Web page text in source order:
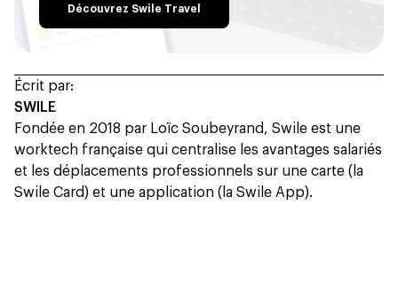
Découvrez Swile Travel
Écrit par:
SWILE
Fondée en 2018 par Loïc Soubeyrand, Swile est une
worktech française qui centralise les avantages salariés
et les déplacements professionnels sur une carte (la
Swile Card) et une application (la Swile App).